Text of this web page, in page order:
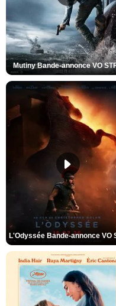
Mutiny Bande-annonce VO